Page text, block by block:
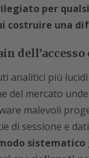
per
costruire una
analitici più
del mercato
malevoli
di sessione e
sistematico